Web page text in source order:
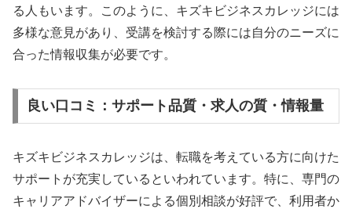
る人もいます。このように、キズキビジネスカレッジには
多様な意見があり、受講を検討する際には自分のニーズに
合った情報収集が必要です。
良い口コミ：サポート品質・求人の質・情報量
キズキビジネスカレッジは、転職を考えている方に向けた
サポートが充実しているといわれています。特に、専門の
キャリアアドバイザーによる個別相談が好評で、利用者か